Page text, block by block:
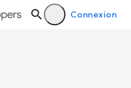
Connexion